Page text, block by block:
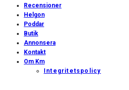
Recensioner
Helgon
Poddar
Butik
Annonsera
Kontakt
Om Km
Integritetspolicy